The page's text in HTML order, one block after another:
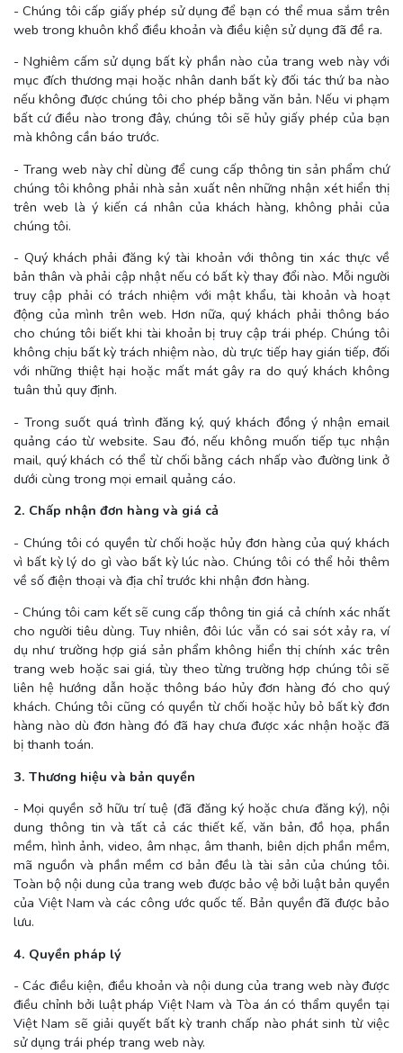
- Chúng tôi cấp giấy phép sử dụng để bạn có thể mua sắm trên
web trong khuôn khổ điều khoản và điều kiện sử dụng đã đề ra.
- Nghiêm cấm sử dụng bất kỳ phần nào của trang web này với
mục đích thương mại hoặc nhân danh bất kỳ đối tác thứ ba nào
nếu không được chúng tôi cho phép bằng văn bản. Nếu vi phạm
bất cứ điều nào trong đây, chúng tôi sẽ hủy giấy phép của bạn
mà không cần báo trước.
- Trang web này chỉ dùng để cung cấp thông tin sản phẩm chứ
chúng tôi không phải nhà sản xuất nên những nhận xét hiển thị
trên web là ý kiến cá nhân của khách hàng, không phải của
chúng tôi.
- Quý khách phải đăng ký tài khoản với thông tin xác thực về
bản thân và phải cập nhật nếu có bất kỳ thay đổi nào. Mỗi người
truy cập phải có trách nhiệm với mật khẩu, tài khoản và hoạt
động của mình trên web. Hơn nữa, quý khách phải thông báo
cho chúng tôi biết khi tài khoản bị truy cập trái phép. Chúng tôi
không chịu bất kỳ trách nhiệm nào, dù trực tiếp hay gián tiếp, đối
với những thiệt hại hoặc mất mát gây ra do quý khách không
tuân thủ quy định.
- Trong suốt quá trình đăng ký, quý khách đồng ý nhận email
quảng cáo từ website. Sau đó, nếu không muốn tiếp tục nhận
mail, quý khách có thể từ chối bằng cách nhấp vào đường link ở
dưới cùng trong mọi email quảng cáo.
2. Chấp nhận đơn hàng và giá cả
- Chúng tôi có quyền từ chối hoặc hủy đơn hàng của quý khách
vì bất kỳ lý do gì vào bất kỳ lúc nào. Chúng tôi có thể hỏi thêm
về số điện thoại và địa chỉ trước khi nhận đơn hàng.
- Chúng tôi cam kết sẽ cung cấp thông tin giá cả chính xác nhất
cho người tiêu dùng. Tuy nhiên, đôi lúc vẫn có sai sót xảy ra, ví
dụ như trường hợp giá sản phẩm không hiển thị chính xác trên
trang web hoặc sai giá, tùy theo từng trường hợp chúng tôi sẽ
liên hệ hướng dẫn hoặc thông báo hủy đơn hàng đó cho quý
khách. Chúng tôi cũng có quyền từ chối hoặc hủy bỏ bất kỳ đơn
hàng nào dù đơn hàng đó đã hay chưa được xác nhận hoặc đã
bị thanh toán.
3. Thương hiệu và bản quyền
- Mọi quyền sở hữu trí tuệ (đã đăng ký hoặc chưa đăng ký), nội
dung thông tin và tất cả các thiết kế, văn bản, đồ họa, phần
mềm, hình ảnh, video, âm nhạc, âm thanh, biên dịch phần mềm,
mã nguồn và phần mềm cơ bản đều là tài sản của chúng tôi.
Toàn bộ nội dung của trang web được bảo vệ bởi luật bản quyền
của Việt Nam và các công ước quốc tế. Bản quyền đã được bảo
lưu.
4. Quyền pháp lý
- Các điều kiện, điều khoản và nội dung của trang web này được
điều chỉnh bởi luật pháp Việt Nam và Tòa án có thẩm quyền tại
Việt Nam sẽ giải quyết bất kỳ tranh chấp nào phát sinh từ việc
sử dụng trái phép trang web này.